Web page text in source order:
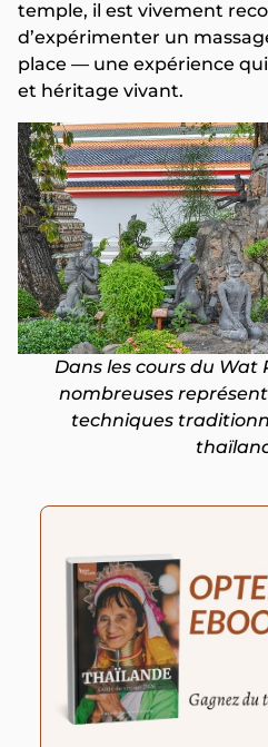
temple, il est vivement
d’expérimenter un
place — une expérience
et héritage vivant.
Dans les cours du Wat
nombreuses
techniques